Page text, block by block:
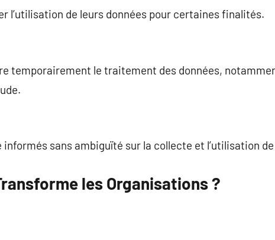
l’utilisation de leurs données pour certaines finalités.
temporairement le traitement des données,
sans ambiguïté sur la collecte et l’utilisation
les Organisations ?